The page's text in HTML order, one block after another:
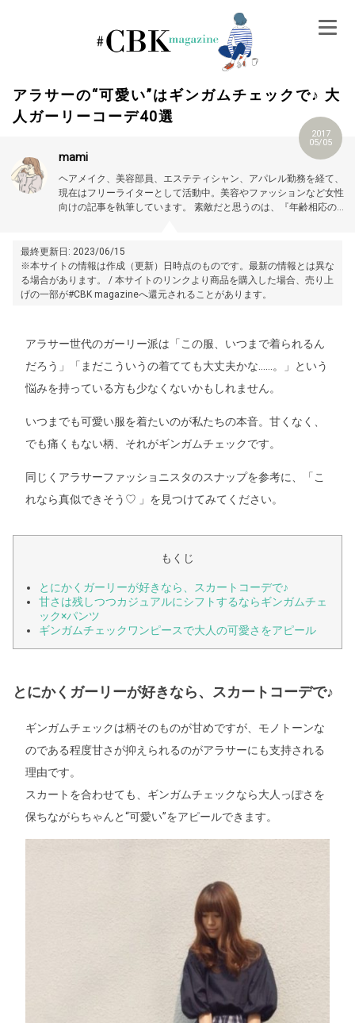
アラサーの“可愛い”はギンガムチェックで♪ 大
人ガーリーコーデ40選
2017
05/05
mami
ヘアメイク、美容部員、エステティシャン、アパレル勤務を経て、
現在はフリーライターとして活動中。美容やファッションなど女性
向けの記事を執筆しています。
素敵だと思うのは、『年齢相応の美
最終更新日: 2023/06/15
※本サイトの情報は作成（更新）日時点のものです。最新の情報とは異な
る場合があります。 / 本サイトのリンクより商品を購入した場合、売り上
げの一部が#CBK magazineへ還元されることがあります。
アラサー世代のガーリー派は「この服、いつまで着られるん
だろう」「まだこういうの着てても大丈夫かな……。」という
悩みを持っている方も少なくないかもしれません。
いつまでも可愛い服を着たいのが私たちの本音。甘くなく、
でも痛くもない柄、それがギンガムチェックです。
同じくアラサーファッショニスタのスナップを参考に、「こ
れなら真似できそう♡ 」を見つけてみてください。
もくじ
とにかくガーリーが好きなら、スカートコーデで♪
甘さは残しつつカジュアルにシフトするならギンガムチェ
ック×パンツ
ギンガムチェックワンピースで大人の可愛さをアピール
とにかくガーリーが好きなら、スカートコーデで♪
ギンガムチェックは柄そのものが甘めですが、モノトーンな
のである程度甘さが抑えられるのがアラサーにも支持される
理由です。
スカートを合わせても、ギンガムチェックなら大人っぽさを
保ちながらちゃんと“可愛い”をアピールできます。